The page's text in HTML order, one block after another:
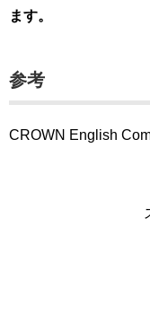
ます。
参考
CROWN English